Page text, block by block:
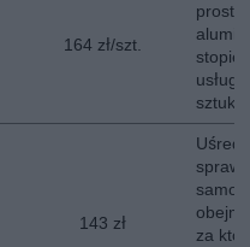
164 zł/szt.
sztukę.
143 zł
za